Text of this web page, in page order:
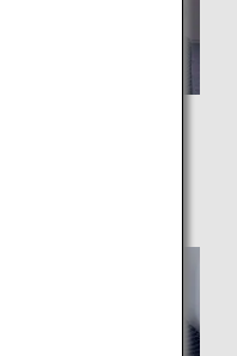
のシート幅